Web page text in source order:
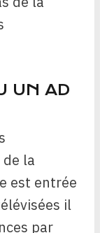
UN AD
la
est entrée
il
par